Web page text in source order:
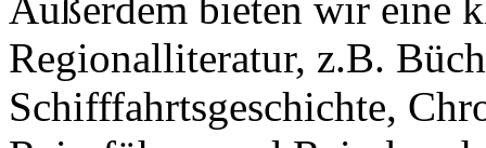
Regionalliteratur, z.B.
Schifffahrtsgeschichte,